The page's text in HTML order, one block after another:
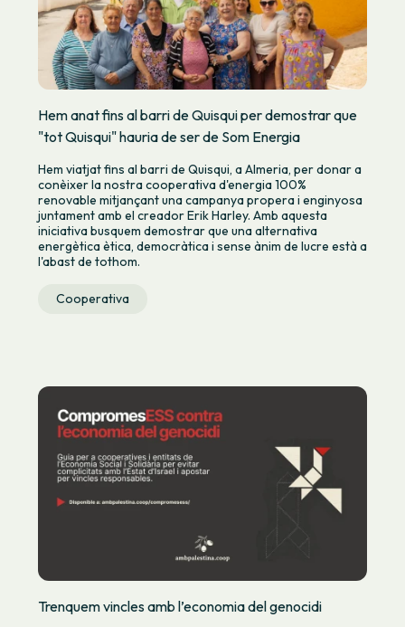
Hem anat fins al barri de Quisqui per demostrar que
"tot Quisqui" hauria de ser de Som Energia
Hem viatjat fins al barri de Quisqui, a Almeria, per donar a
conèixer la nostra cooperativa d'energia 100%
renovable mitjançant una campanya propera i enginyosa
juntament amb el creador Erik Harley. Amb aquesta
iniciativa busquem demostrar que una alternativa
energètica ètica, democràtica i sense ànim de lucre està a
l'abast de tothom.
Cooperativa
Trenquem vincles amb l’economia del genocidi